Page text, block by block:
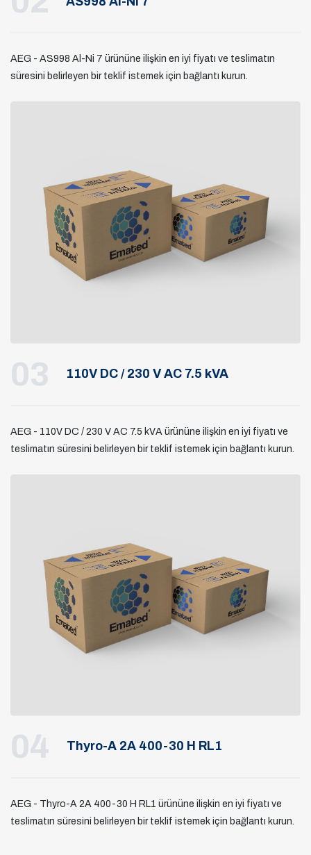
AEG - AS998 Al-Ni 7 ürününe ilişkin en iyi fiyatı ve teslimatın
süresini belirleyen bir teklif istemek için bağlantı kurun.
03 110V DC / 230 V AC 7.5 kVA
AEG - 110V DC / 230 V AC 7.5 kVA ürününe ilişkin en iyi fiyatı ve
teslimatın süresini belirleyen bir teklif istemek için bağlantı kurun.
04 Thyro-A 2A 400-30 H RL1
AEG - Thyro-A 2A 400-30 H RL1 ürününe ilişkin en iyi fiyatı ve
teslimatın süresini belirleyen bir teklif istemek için bağlantı kurun.